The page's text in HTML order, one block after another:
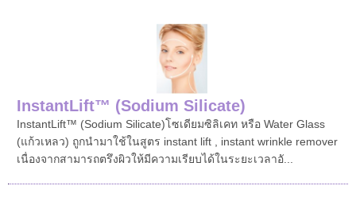
InstantLift™ (Sodium Silicate)
InstantLift™ (Sodium Silicate)โซเดียมซิลิเคท หรือ Water Glass
(แก้วเหลว) ถูกนำมาใช้ในสูตร instant lift , instant wrinkle remover
เนื่องจากสามารถตรึงผิวให้มีความเรียบได้ในระยะเวลาอั...